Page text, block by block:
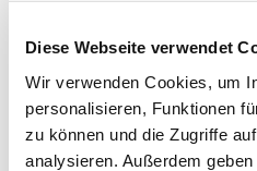
Diese Webseite verwendet
Wir verwenden Cookies, um
personalisieren, Funktionen
zu können und die Zugriffe
analysieren. Außerdem
Titel
Vorname*